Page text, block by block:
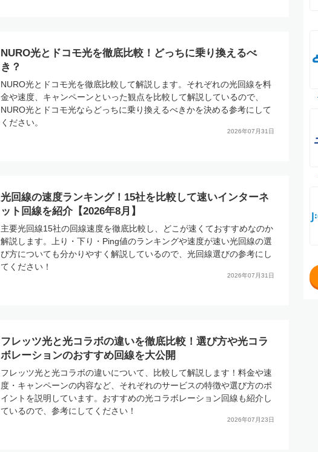
NURO光とドコモ光を徹底比較！どっちに乗り換えるべ
き？
NURO光とドコモ光を徹底比較して解説します。それぞれの光回線を料
金や速度、キャンペーンといった観点を比較して解説しているので、
NURO光とドコモ光ならどっちに乗り換えるべきかを決める参考にして
ください。
2026年07月31日
光回線の速度ランキング！15社を比較して速いインターネ
ット回線を紹介【2026年8月】
主要光回線15社の回線速度を徹底比較し、どこが速くておすすめなのか
解説します。上り・下り・Ping値のランキングや速度が速い光回線の選
び方についても分かりやすく解説しているので、光回線選びの参考にし
てください！
2026年07月31日
フレッツ光と光コラボの違いを徹底比較！選び方や光コラ
ボレーションのおすすめ回線を大公開
フレッツ光と光コラボの違いについて、比較して解説します！料金や速
度・キャンペーンの内容など、それぞれのサービスの特徴や選び方のポ
イントを説明しています。おすすめの光コラボレーション回線も紹介し
ているので、参考にしてください！
2026年07月23日